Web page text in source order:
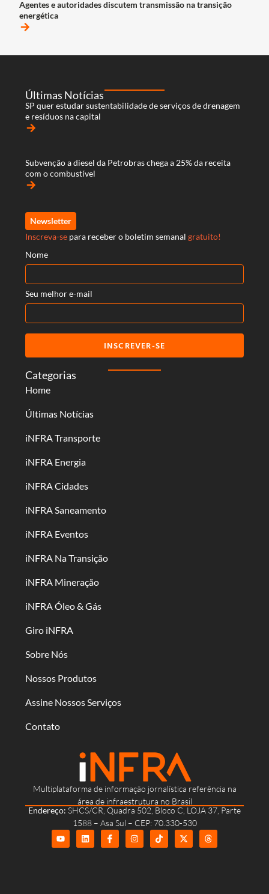
Agentes e autoridades discutem transmissão na transição
energética
arrow_forward
Multiplataforma de informação jornalística referência na
área de infraestrutura no Brasil
Endereço: SHCS/CR, Quadra 502, Bloco C, LOJA 37, Parte
1588 – Asa Sul – CEP: 70.330-530
Categorias
Home
Últimas Notícias
iNFRA Transporte
iNFRA Energia
iNFRA Cidades
iNFRA Saneamento
iNFRA Eventos
iNFRA Na Transição
iNFRA Mineração
iNFRA Óleo & Gás
Giro iNFRA
Sobre Nós
Nossos Produtos
Assine Nossos Serviços
Contato
Últimas Notícias
SP quer estudar sustentabilidade de serviços de drenagem
e resíduos na capital
arrow_forward
Subvenção a diesel da Petrobras chega a 25% da receita
com o combustível
arrow_forward
Newsletter
Inscreva-se para receber o boletim semanal gratuito!
Nome
Seu melhor e-mail
INSCREVER-SE